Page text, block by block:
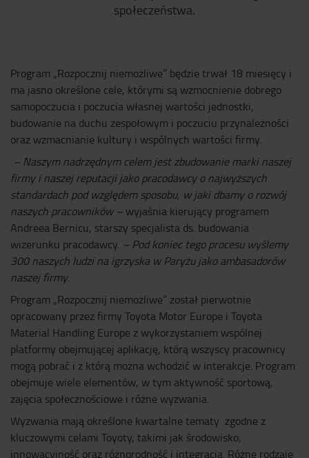
społeczeństwa.
Program „Rozpocznij niemożliwe” będzie trwał 18 miesięcy i
ma jasno określone cele, którymi są wzmocnienie dobrego
samopoczucia i poczucia własnej wartości jednostki​,
budowanie na duchu zespołowym i poczuciu przynależności
oraz wzmacnianie kultury i wspólnych wartości firmy.
– Naszym nadrzędnym celem jest zbudowanie marki naszej
firmy i naszej reputacji jako pracodawcy o najwyższych
standardach pod względem sposobu, w jaki dbamy o rozwój
naszych pracowników – wyjaśnia kierujący programem
Andreea Bernicu, starszy specjalista ds. budowania
wizerunku pracodawcy. – Pod koniec tego procesu wyślemy
300 naszych ludzi na igrzyska w Paryżu jako ambasadorów
naszej firmy.
Program „Rozpocznij niemożliwe” został pierwotnie
opracowany przez firmy Toyota Motor Europe i Toyota
Material Handling Europe z wykorzystaniem wspólnej
platformy obejmującej aplikację, którą wszyscy pracownicy
mogą pobrać i z którą można wchodzić w interakcje. Program
obejmuje wiele elementów, w tym aktywność sportową,
zajęcia społecznościowe i różne wyzwania.
Wyzwania mają określone kwartalne tematy zgodne z
kluczowymi celami Toyoty, takimi jak środowisko,
innowacyjność oraz różnorodność i integracja. Różne rodzaje